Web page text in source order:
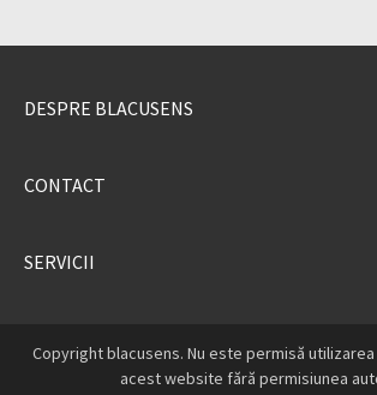
DESPRE BLACUSENS
CONTACT
SERVICII
Copyright blacusens. Nu este permisă
acest website fără permisiunea